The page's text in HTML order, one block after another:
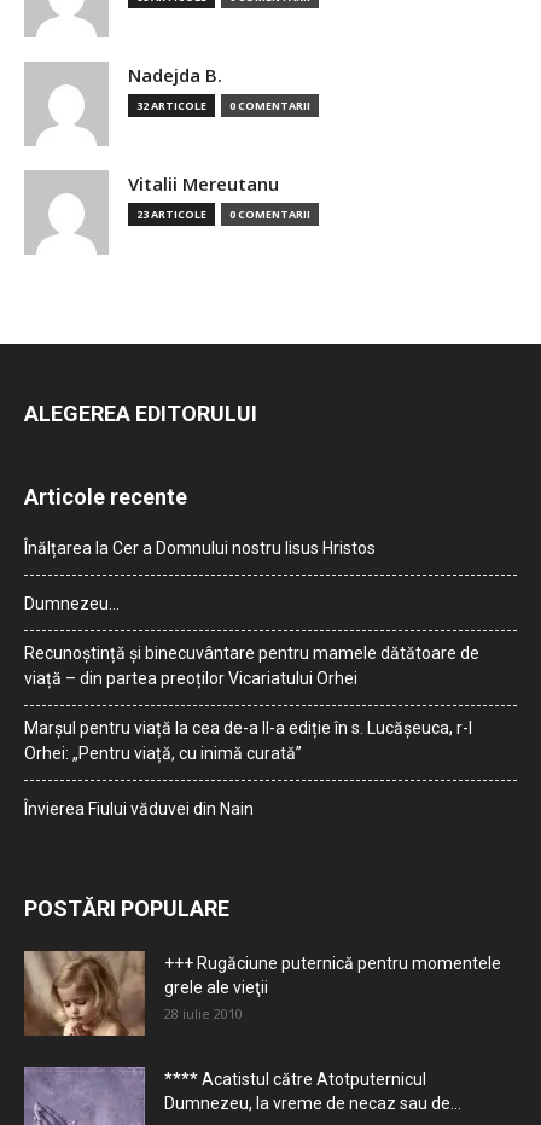
Nadejda B.
32 ARTICOLE 0 COMENTARII
Vitalii Mereutanu
23 ARTICOLE 0 COMENTARII
ALEGEREA EDITORULUI
Articole recente
Înălțarea la Cer a Domnului nostru Iisus Hristos
Dumnezeu…
Recunoștință și binecuvântare pentru mamele dătătoare de
viață – din partea preoților Vicariatului Orhei
Marșul pentru viață la cea de-a II-a ediție în s. Lucășeuca, r-l
Orhei: „Pentru viață, cu inimă curată”
Învierea Fiului văduvei din Nain
POSTĂRI POPULARE
+++ Rugăciune puternică pentru momentele
grele ale vieţii
28 iulie 2010
**** Acatistul către Atotputernicul
Dumnezeu, la vreme de necaz sau de...